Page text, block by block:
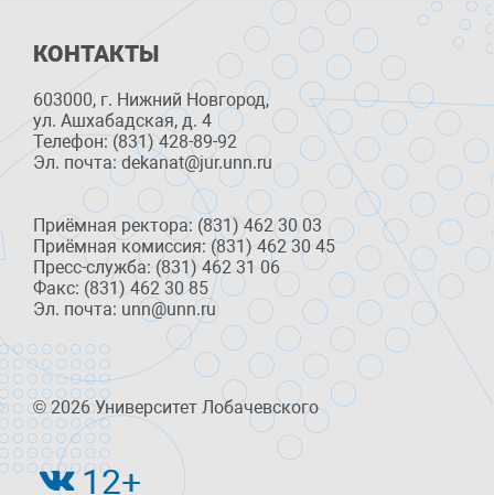
КОНТАКТЫ
603000, г. Нижний Новгород,
ул. Ашхабадская, д. 4
Телефон: (831) 428-89-92
Эл. почта: dekanat@jur.unn.ru
Приёмная ректора: (831) 462 30 03
Приёмная комиссия: (831) 462 30 45
Пресс-служба: (831) 462 31 06
Факс: (831) 462 30 85
Эл. почта: unn@unn.ru
© 2026 Университет Лобачевского
12+